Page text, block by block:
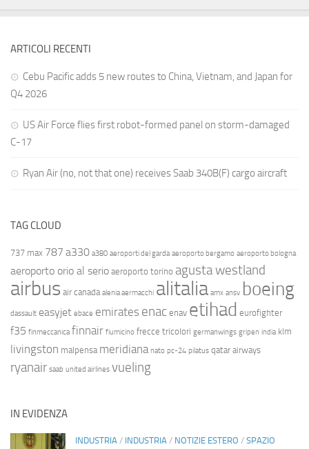
ARTICOLI RECENTI
Cebu Pacific adds 5 new routes to China, Vietnam, and Japan for
Q4 2026
US Air Force flies first robot-formed panel on storm-damaged
C-17
Ryan Air (no, not that one) receives Saab 340B(F) cargo aircraft
TAG CLOUD
737 max 787 a330 a380 aeroporti del garda aeroporto bergamo aeroporto bologna
aeroporto orio al serio aeroporto torino agusta westland
airbus air canada alenia aermacchi alitalia amx ansv boeing
dassault easyjet ebace emirates enac enav etihad eurofighter
f35 finmeccanica finnair fiumicino frecce tricolori germanwings gripen india klm
livingston malpensa meridiana nato pc-24 pilatus qatar airways
ryanair saab united airlines vueling
IN EVIDENZA
INDUSTRIA / INDUSTRIA / NOTIZIE ESTERO / SPAZIO